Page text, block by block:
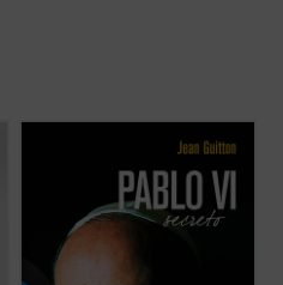
El presente libro, publicado originalmente
un año después de la muerte de Pablo VI,
recoge las notas tomadas por Jean Guitton
a lo largo de veintisiete años (1950-1977)
de encuentros con Montini, de quien fue
amigo, y quien le confió sus ...
(ver ficha)